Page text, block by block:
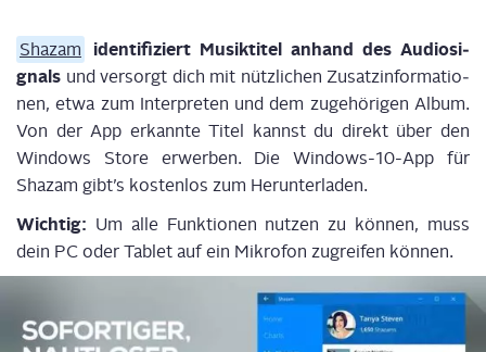
Shazam
iden­ti­fi­ziert Musik­ti­tel anhand des Audio­si­
gnals und ver­sorgt dich mit nütz­li­chen Zusatz­in­for­ma­tio­
nen, etwa zum Inter­pre­ten und dem zuge­hö­ri­gen Album.
Von der App erkann­te Titel kannst du direkt über den
Win­dows Store erwer­ben. Die Win­dows-10-App für
Shazam gibt’s kos­ten­los zum Herunterladen.
Wich­tig: Um alle Funk­tio­nen nut­zen zu kön­nen, muss
dein PC oder Tablet auf ein Mikro­fon zugrei­fen können.